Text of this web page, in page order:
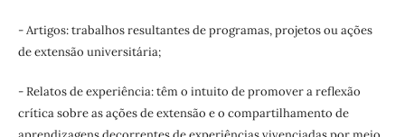
- Artigos: trabalhos resultantes de programas, projetos ou ações
de extensão universitária;
- Relatos de experiência: têm o intuito de promover a reflexão
crítica sobre as ações de extensão e o compartilhamento de